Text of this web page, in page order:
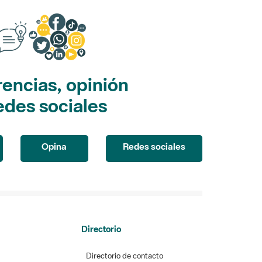
opinión
sociales
Opina Redes sociales
Directorio
Directorio de contacto